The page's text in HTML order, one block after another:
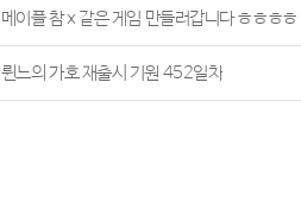
메이플 참 x 같은 게임 만들러갑니다 ㅎㅎㅎㅎ
륀느의 가호 재출시 기원 452일차